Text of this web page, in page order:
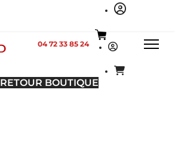
04 72 33 85 24
RETOUR BOUTIQUE